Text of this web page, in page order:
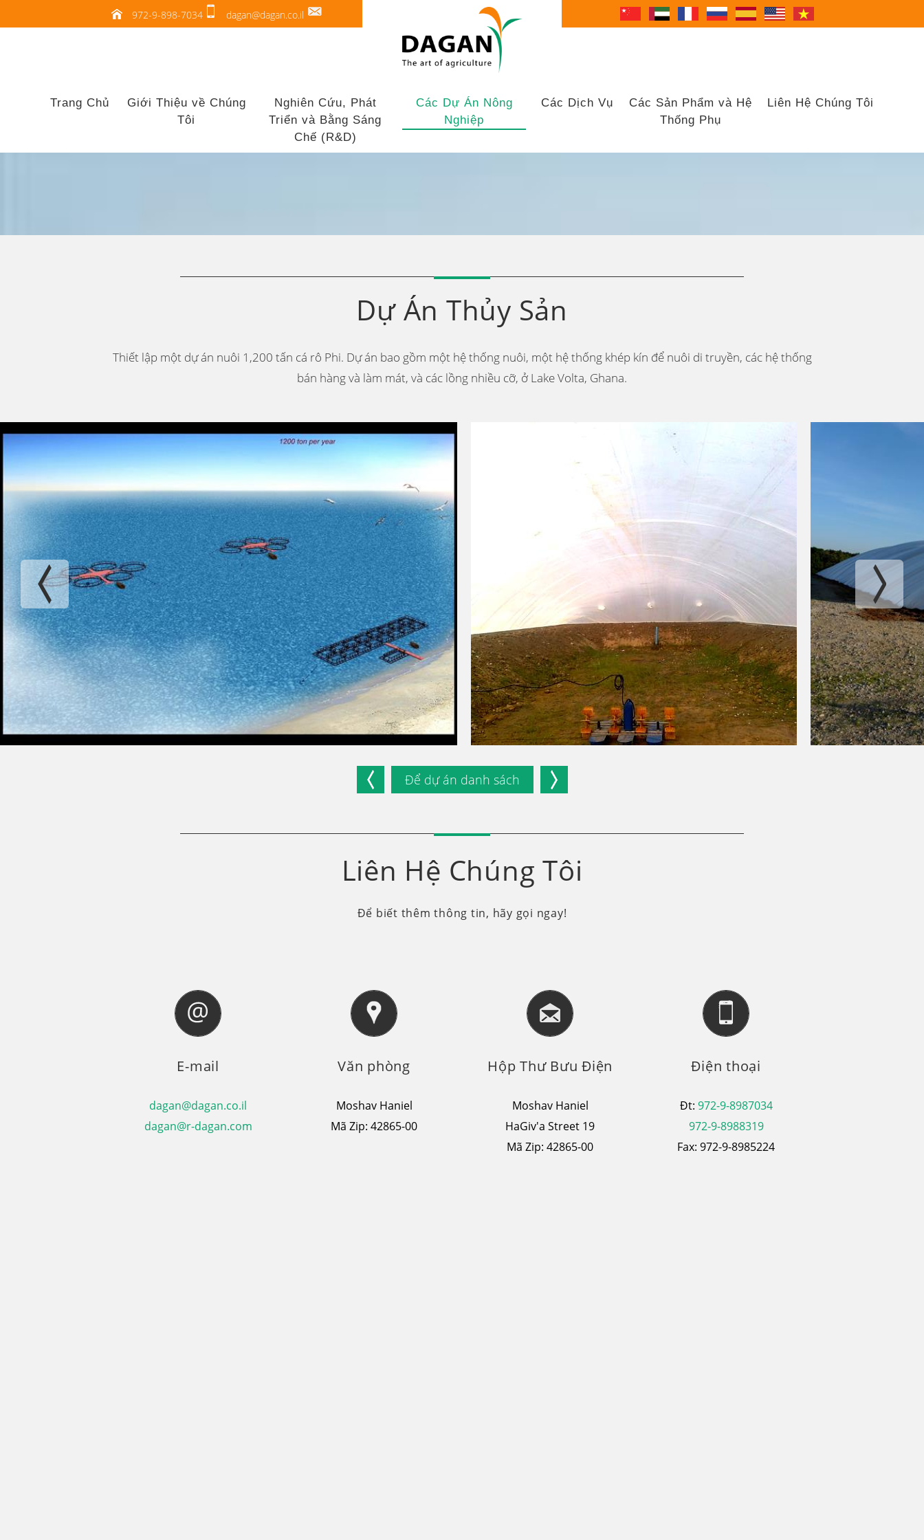
972-9-898-7034 dagan@dagan.co.il
Trang Chủ
Giới Thiệu về Chúng
Tôi
Nghiên Cứu, Phát
Triển và Bằng Sáng
Chế (R&D)
Các Dự Án Nông
Nghiệp
Các Dịch Vụ
Các Sản Phẩm và Hệ
Thống Phụ
Liên Hệ Chúng Tôi
Dự Án Thủy Sản
Thiết lập một dự án nuôi 1,200 tấn cá rô Phi. Dự án bao gồm một hệ thống nuôi, một hệ thống khép kín để nuôi di truyền, các hệ thống
bán hàng và làm mát, và các lồng nhiều cỡ, ở Lake Volta, Ghana.
Để dự án danh sách
Liên Hệ Chúng Tôi
Để biết thêm thông tin, hãy gọi ngay!
E-mail
dagan@dagan.co.il
dagan@r-dagan.com
Văn phòng
Moshav Haniel
Mã Zip: 42865-00
Hộp Thư Bưu Điện
Moshav Haniel
HaGiv'a Street 19
Mã Zip: 42865-00
Điện thoại
Đt: 972-9-8987034
972-9-8988319
Fax: 972-9-8985224